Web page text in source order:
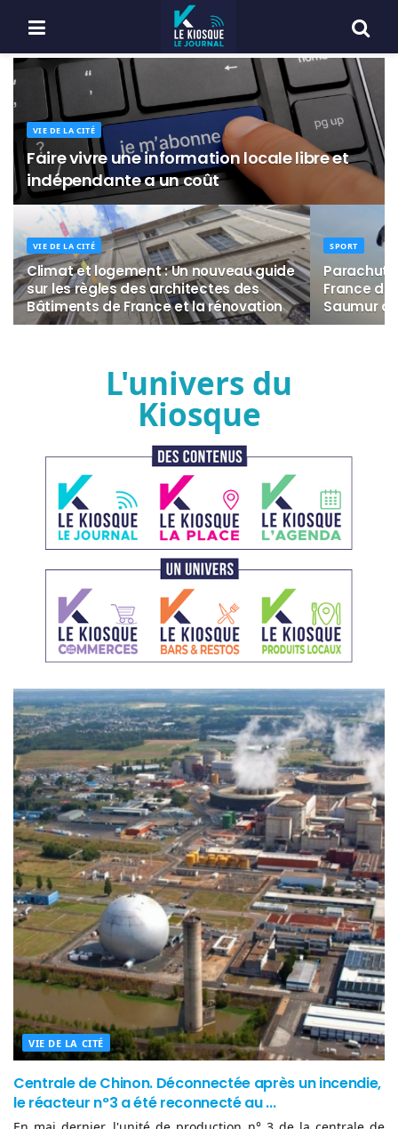
VIE DE LA CITÉ
Faire vivre une information locale libre et
indépendante a un coût
VIE DE LA CITÉ
Climat et logement : Un nouveau guide
sur les règles des architectes des
Bâtiments de France et la rénovation
SPORT
France
Saumur
L'univers du
Kiosque
VIE DE LA CITÉ
Centrale de Chinon. Déconnectée après un incendie,
le réacteur n°3 a été reconnecté au ...